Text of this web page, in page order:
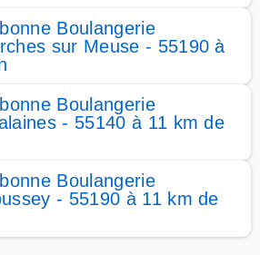
Boulangerie
sur Meuse - 55190 à
Boulangerie
- 55140 à 11 km de
Boulangerie
- 55190 à 11 km de